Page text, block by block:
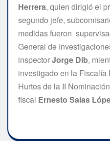
Herrera, quien dirigió el
segundo jefe,
medidas fueron
General de
inspectorJorge Dib,
investigado en la
Hurtos de la II
fiscal Ernesto Salas